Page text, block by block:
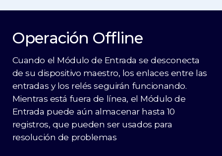
Operación Offline
Cuando el Módulo de Entrada se desconecta
de su dispositivo maestro, los enlaces entre las
entradas y los relés seguirán funcionando.
Mientras está fuera de línea, el Módulo de
Entrada puede aún almacenar hasta 10
registros, que pueden ser usados para
resolución de problemas